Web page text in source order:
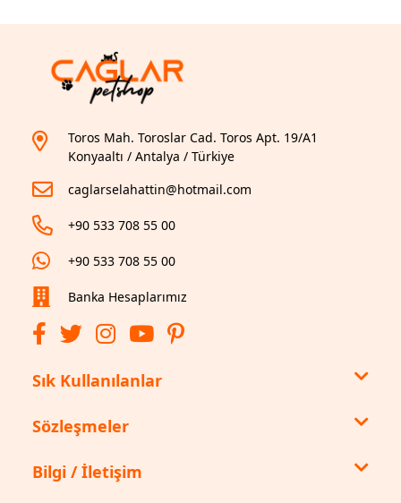
Toros Mah. Toroslar Cad. Toros Apt. 19/A1
Konyaaltı / Antalya / Türkiye
caglarselahattin@hotmail.com
+90 533 708 55 00
+90 533 708 55 00
Banka Hesaplarımız
Sık Kullanılanlar
Sözleşmeler
Bilgi / İletişim